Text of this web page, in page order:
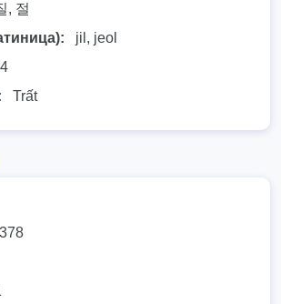
, 절
jil, jeol
Trất